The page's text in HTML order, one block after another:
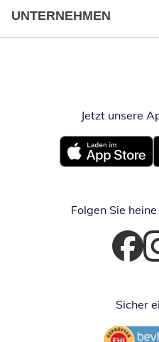
UNTERNEHMEN
Jetzt unsere
Öffnet in neuem
Folgen Sie
Öffnet
Sicher